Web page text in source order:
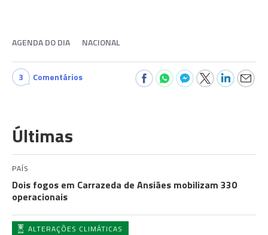
AGENDA DO DIA NACIONAL
3 Comentários
Últimas
PAÍS
Dois fogos em Carrazeda de Ansiães mobilizam 330
operacionais
ALTERAÇÕES CLIMÁTICAS